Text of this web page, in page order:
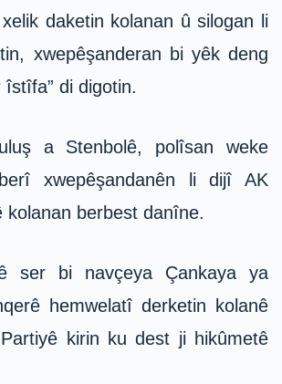
daketin kolanan û silogan li
xwepêşanderan bi yêk deng
îstîfa” di digotin.
a Stenbolê, polîsan weke
xwepêşandanên li dijî AK
kolanan berbest danîne.
ser bi navçeya Çankaya ya
hemwelatî derketin kolanê
kirin ku dest ji hikûmetê